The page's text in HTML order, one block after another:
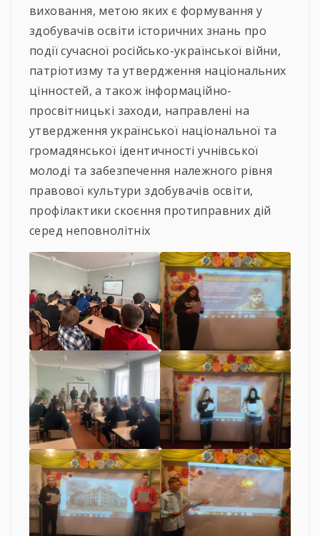
виховання, метою яких є формування у
здобувачів освіти історичних знань про
події сучасної російсько-української війни,
патріотизму та утвердження національних
цінностей, а також інформаційно-
просвітницькі заходи, направлені на
утвердження української національної та
громадянської ідентичності учнівської
молоді та забезпечення належного рівня
правової культури здобувачів освіти,
профілактики скоєння протиправних дій
серед неповнолітніх